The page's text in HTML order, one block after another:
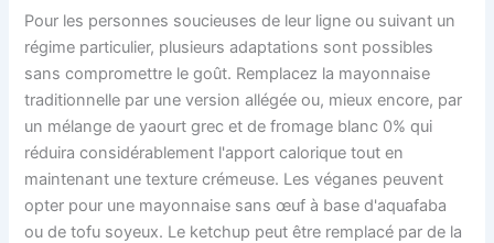
Pour les personnes soucieuses de leur ligne ou suivant un
régime particulier, plusieurs adaptations sont possibles
sans compromettre le goût. Remplacez la mayonnaise
traditionnelle par une version allégée ou, mieux encore, par
un mélange de yaourt grec et de fromage blanc 0% qui
réduira considérablement l'apport calorique tout en
maintenant une texture crémeuse. Les véganes peuvent
opter pour une mayonnaise sans œuf à base d'aquafaba
ou de tofu soyeux. Le ketchup peut être remplacé par de la